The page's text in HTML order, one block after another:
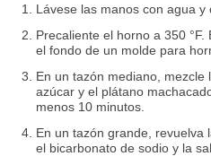
Lávese las manos con agua y
Precaliente el horno a 350
el fondo de un molde para
En un tazón mediano, mezcle
azúcar y el plátano
menos 10 minutos.
En un tazón grande, revuelva
el bicarbonato de sodio y la sal.